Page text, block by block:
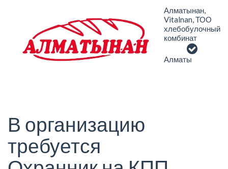
Алматынан,
Vitalnan, ТОО
хлебобулочный
комбинат
Алматы
В организацию
требуется